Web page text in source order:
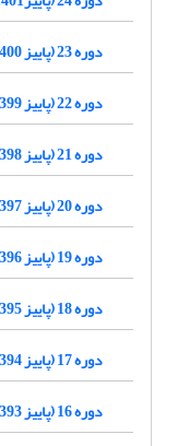
دوره 23 (پاییز 1400-1399)
دوره 22 (پاییز 1399-1398)
دوره 21 (پاییز 1398-1397)
دوره 20 (پاییز 1397-1396)
دوره 19 (پاییز 1396-1395)
دوره 18 (پاییز 1395-1394)
دوره 17 (پاییز 1394-1393)
دوره 16 (پاییز 1393-1392)